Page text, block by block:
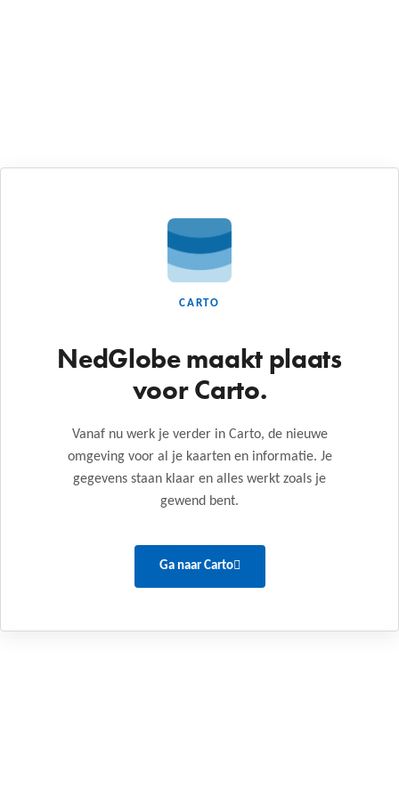
CARTO
NedGlobe maakt plaats
voor Carto.
Vanaf nu werk je verder in Carto, de nieuwe
omgeving voor al je kaarten en informatie. Je
gegevens staan klaar en alles werkt zoals je
gewend bent.
Ga naar Carto